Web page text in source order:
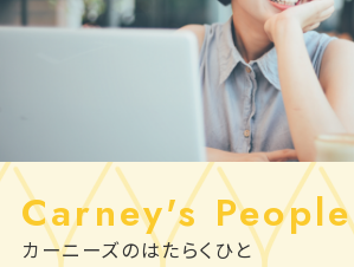
Carney's People
カーニーズのはたらくひと